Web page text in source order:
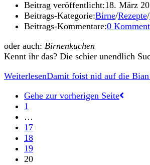
Beitrag veröffentlicht:18. März
Beitrags-Kategorie:Birne/Rezepte/
Beitrags-Kommentare:0
oder auch: Birnenkuchen
Kennt ihr das? Die schier unendlich
WeiterlesenDamit foist nid auf die
Gehe zur vorherigen Seite
1
…
17
18
19
20